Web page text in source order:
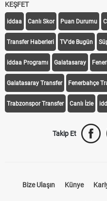
KEŞFET
iddaa Canlı Skor Puan Durumu
Transfer Haberleri TV'de Bugün
iddaa Programı Galatasaray
Galatasaray Transfer Fenerbahçe
Trabzonspor Transfer Canlı İzle
Takip Et
Bize Ulaşın Künye